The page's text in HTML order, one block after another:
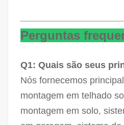
Perguntas
Q1: Quais são seus
Nós fornecemos
montagem em telhado
montagem em solo,